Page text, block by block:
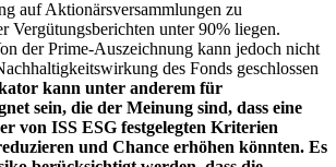
auf Aktionärsversammlungen zu
Vergütungsberichten unter 90% liegen.
der Prime-Auszeichnung kann jedoch nicht
des Fonds geschlossen
kann unter anderem für
sein, die der Meinung sind, dass eine
von ISS ESG festgelegten Kriterien
und Chance erhöhen könnten. Es